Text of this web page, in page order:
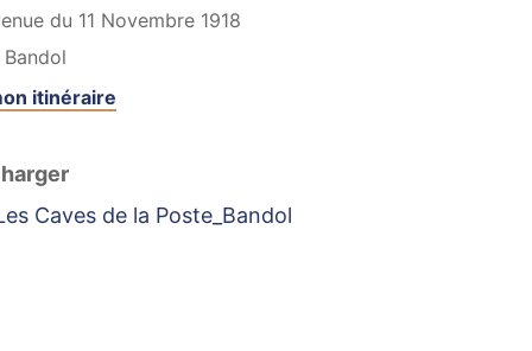
du 11 Novembre 1918
Bandol
itinéraire
Caves de la Poste_Bandol